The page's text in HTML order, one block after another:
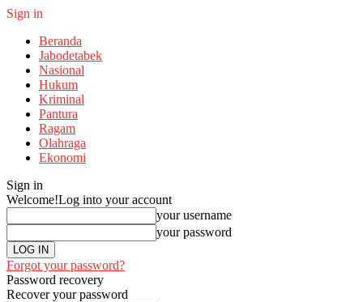
Sign in
Beranda
Jabodetabek
Nasional
Hukum
Kriminal
Pantura
Ragam
Olahraga
Ekonomi
Sign in
Welcome!Log into your account
your username
your password
Forgot your password?
Password recovery
Recover your password